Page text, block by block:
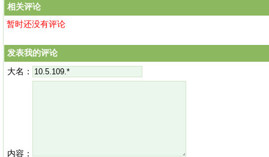
相关评论
暂时还没有评论
发表我的评论
大名：
内容：